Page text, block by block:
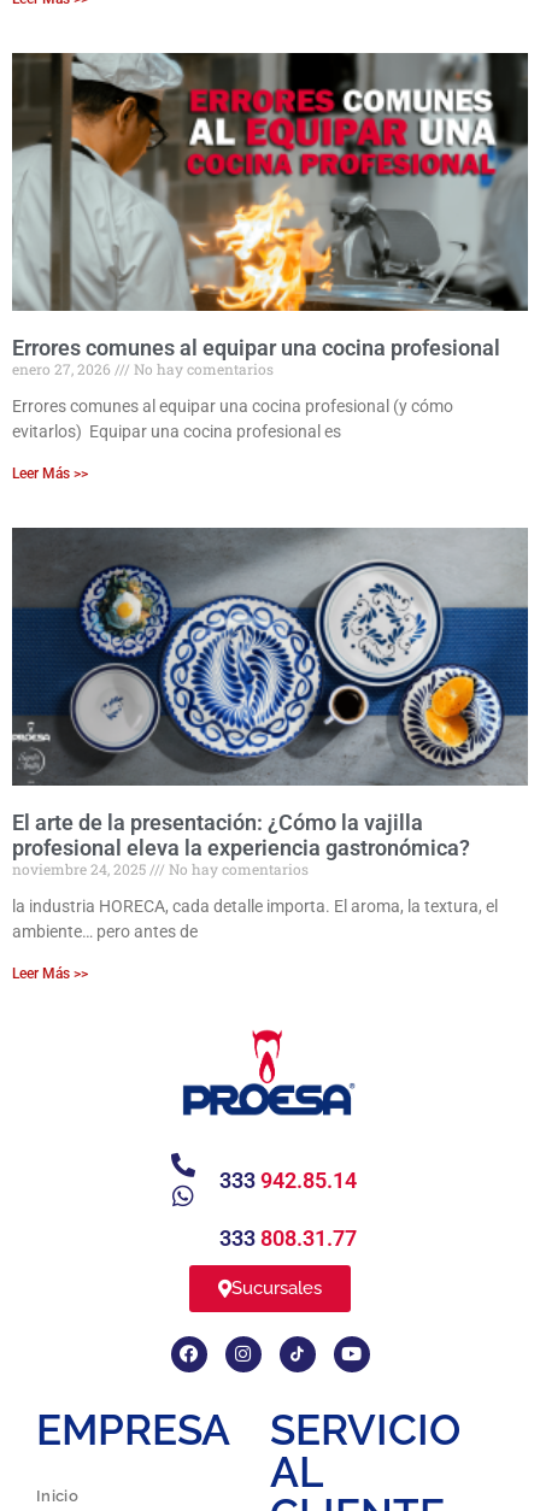
Errores comunes al equipar una cocina profesional
enero 27, 2026
No hay comentarios
Errores comunes al equipar una cocina profesional (y cómo
evitarlos) Equipar una cocina profesional es
Leer Más >>
El arte de la presentación: ¿Cómo la vajilla
profesional eleva la experiencia gastronómica?
noviembre 24, 2025
No hay comentarios
la industria HORECA, cada detalle importa. El aroma, la textura, el
ambiente… pero antes de
Leer Más >>
333942.85.14
333808.31.77
Sucursales
EMPRESA
Inicio
SERVICIO
AL